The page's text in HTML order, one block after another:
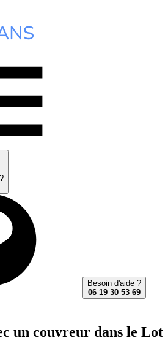
Besoin d'aide ?
06 19 30 53 69
un couvreur dans le Lot